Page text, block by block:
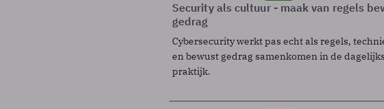
Security als cultuur - maak van regels
gedrag
Cybersecurity werkt pas echt als regels,
en bewust gedrag samenkomen in de
praktijk.